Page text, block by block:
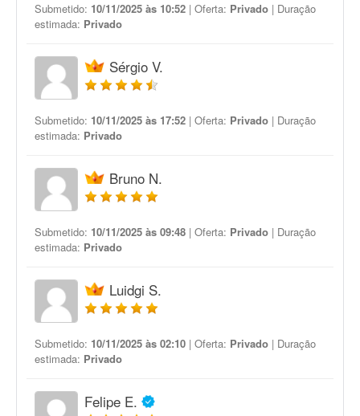
Submetido: 10/11/2025 às 10:52 | Oferta: Privado | Duração
estimada: Privado
Sérgio V.
Submetido: 10/11/2025 às 17:52 | Oferta: Privado | Duração
estimada: Privado
Bruno N.
Submetido: 10/11/2025 às 09:48 | Oferta: Privado | Duração
estimada: Privado
Luidgi S.
Submetido: 10/11/2025 às 02:10 | Oferta: Privado | Duração
estimada: Privado
Felipe E.